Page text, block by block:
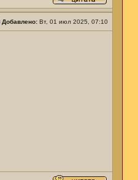
Добавлено: Вт, 01 июл 2025, 07:10